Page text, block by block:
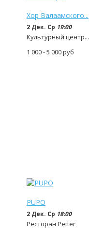
Хор Валаамского...
2 Дек. Ср 19:00
Культурный центр...
1 000 - 5 000руб
PUPO
2 Дек. Ср 18:00
Ресторан Petter